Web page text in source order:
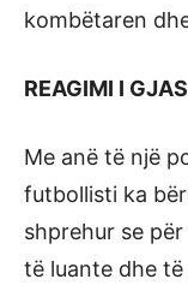
kombëtaren
REAGIMI I
Me anë të një
futbollisti ka
shprehur se
të luante dhe